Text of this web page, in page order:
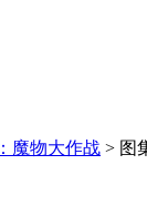
魔物大作战 > 图